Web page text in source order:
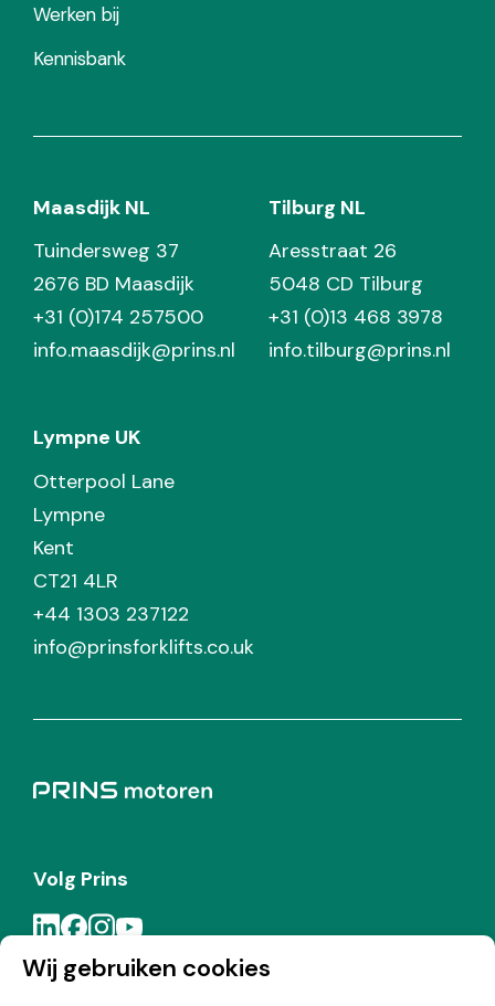
Wij gebruiken cookies
Werken bij
Kennisbank
Maasdijk NL
Tuindersweg 37
2676 BD Maasdijk
+31 (0)174 257500
info.maasdijk@prins.nl
Tilburg NL
Aresstraat 26
5048 CD Tilburg
+31 (0)13 468 3978
info.tilburg@prins.nl
Lympne UK
Otterpool Lane
Lympne
Kent
CT21 4LR
+44 1303 237122
info@prinsforklifts.co.uk
Volg Prins